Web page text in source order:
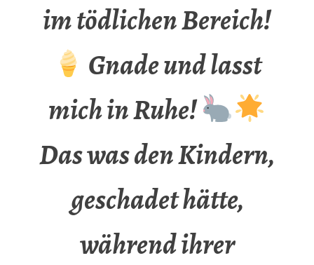
im tödlichen Bereich!
Gnade und lasst
mich in Ruhe!
Das was den Kindern,
geschadet hätte,
während ihrer